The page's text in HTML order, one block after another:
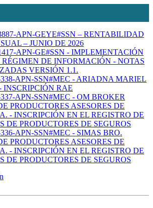
APN-GEYE#SSN – RENTABILIDAD
– JUNIO DE 2026
APN-GE#SSN - IMPLEMENTACIÓN
DE INFORMACIÓN - NOTAS
VERSIÓN 1.1.
APN-SSN#MEC - ARIADNA MARIEL
INSCRIPCIÓN RAE
APN-SSN#MEC - OM BROKER
PRODUCTORES ASESORES DE
- INSCRIPCIÓN EN EL REGISTRO DE
DE PRODUCTORES DE SEGUROS
APN-SSN#MEC - SIMAS BRO.
PRODUCTORES ASESORES DE
- INSCRIPCIÓN EN EL REGISTRO DE
DE PRODUCTORES DE SEGUROS